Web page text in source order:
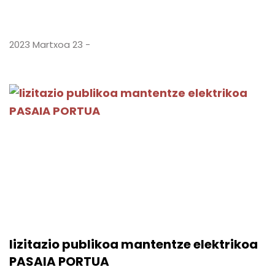
2023 Martxoa 23 -
lizitazio publikoa mantentze elektrikoa
PASAIA PORTUA